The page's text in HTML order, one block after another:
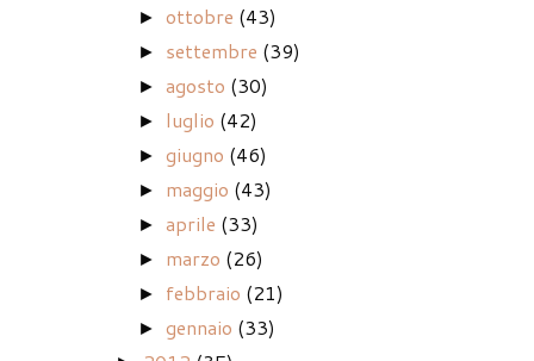
►ottobre (43)
► settembre (39)
►agosto (30)
► luglio (42)
►giugno (46)
► maggio (43)
►aprile (33)
► marzo (26)
► febbraio (21)
►gennaio (33)